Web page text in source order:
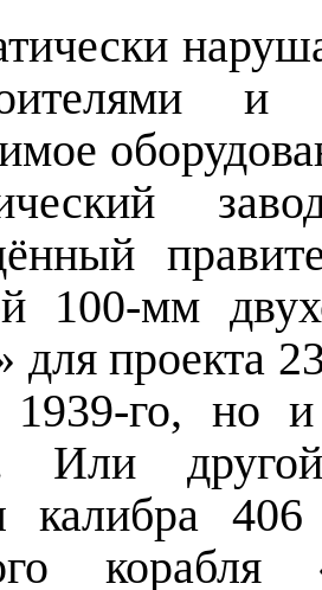
100-мм
проекта
го, но и
Или
калибра